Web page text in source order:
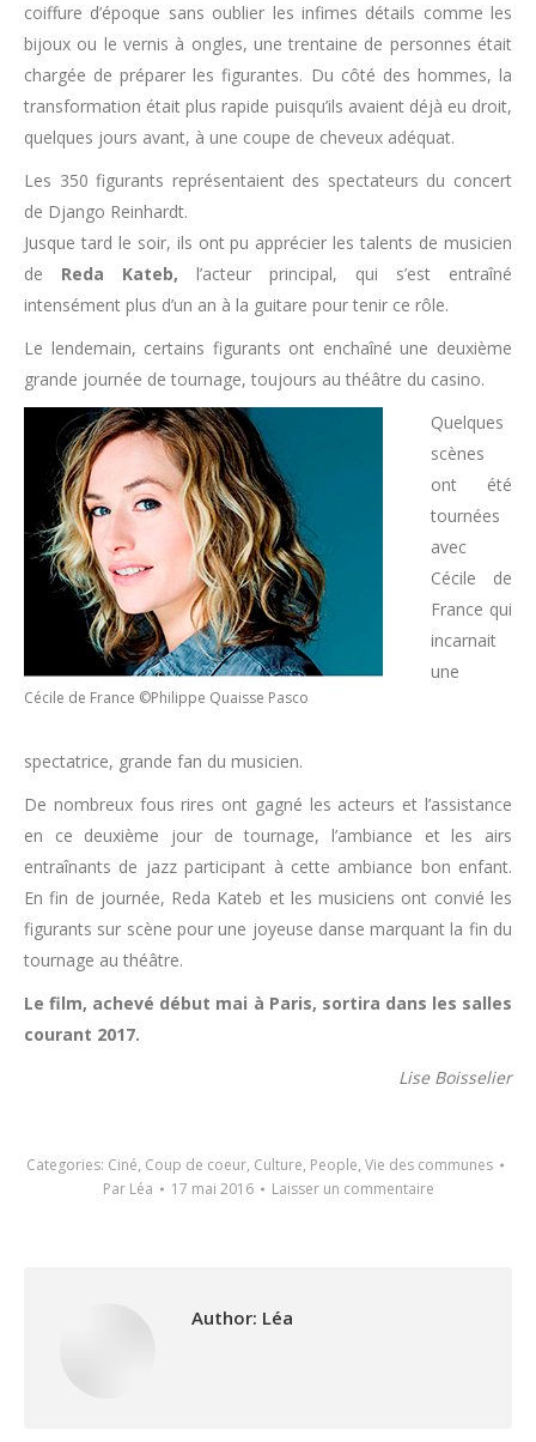
coiffure d’époque sans oublier les infimes détails comme les
bijoux ou le vernis à ongles, une trentaine de personnes était
chargée de préparer les figurantes. Du côté des hommes, la
transformation était plus rapide puisqu’ils avaient déjà eu droit,
quelques jours avant, à une coupe de cheveux adéquat.
Les 350 figurants représentaient des spectateurs du concert
de Django Reinhardt.
Jusque tard le soir, ils ont pu apprécier les talents de musicien
de Reda Kateb, l’acteur principal, qui s’est entraîné
intensément plus d’un an à la guitare pour tenir ce rôle.
Le lendemain, certains figurants ont enchaîné une deuxième
grande journée de tournage, toujours au théâtre du casino.
Cécile de France ©Philippe Quaisse Pasco
Quelques
scènes
ont été
tournées
avec
Cécile de
France qui
incarnait
une
spectatrice, grande fan du musicien.
De nombreux fous rires ont gagné les acteurs et l’assistance
en ce deuxième jour de tournage, l’ambiance et les airs
entraînants de jazz participant à cette ambiance bon enfant.
En fin de journée, Reda Kateb et les musiciens ont convié les
figurants sur scène pour une joyeuse danse marquant la fin du
tournage au théâtre.
Le film, achevé début mai à Paris, sortira dans les salles
courant 2017.
Lise Boisselier
Categories: Ciné, Coup de coeur, Culture, People, Vie des communes
Par Léa 17 mai 2016 Laisser un commentaire
Author: Léa